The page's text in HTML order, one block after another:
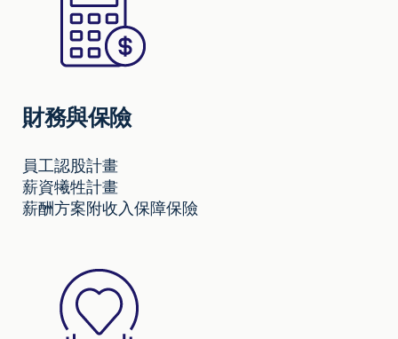
財務與保險
員工認股計畫
薪資犧牲計畫
薪酬方案附收入保障保險